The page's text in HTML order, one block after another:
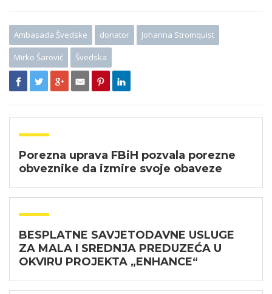
Ambasada Švedske donator Johanna Stromquist
Mirko Šarović Švedska
Porezna uprava FBiH pozvala porezne
obveznike da izmire svoje obaveze
BESPLATNE SAVJETODAVNE USLUGE
ZA MALA I SREDNJA PREDUZEĆA U
OKVIRU PROJEKTA „ENHANCE“